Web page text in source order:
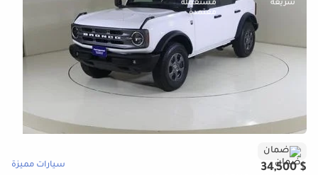
ضمان
$ 34,500 سيارات مميزة